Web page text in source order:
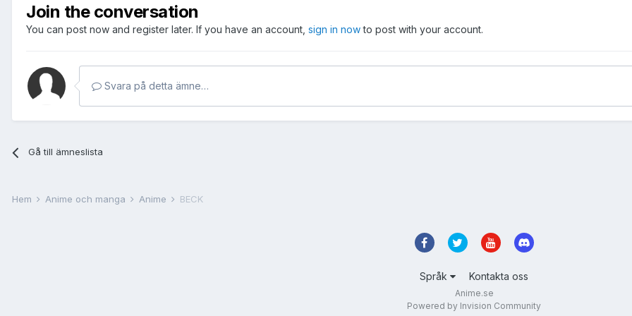
Join the conversation
You can post now and register later. If you have an account, sign in nowto post with your account.
Svara på detta ämne…
Gå till ämneslista
Hem Anime och manga Anime BECK
Språk Kontakta oss
Anime.se
Powered by Invision Community